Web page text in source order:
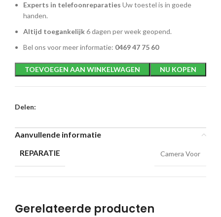
Experts in telefoonreparaties Uw toestel is in goede
handen.
Altijd toegankelijk6 dagen per week geopend.
Bel ons voor meer informatie: 0469 47 75 60
TOEVOEGEN AAN WINKELWAGEN NU KOPEN
Delen:
Aanvullende informatie
REPARATIE Camera Voor
Gerelateerde producten